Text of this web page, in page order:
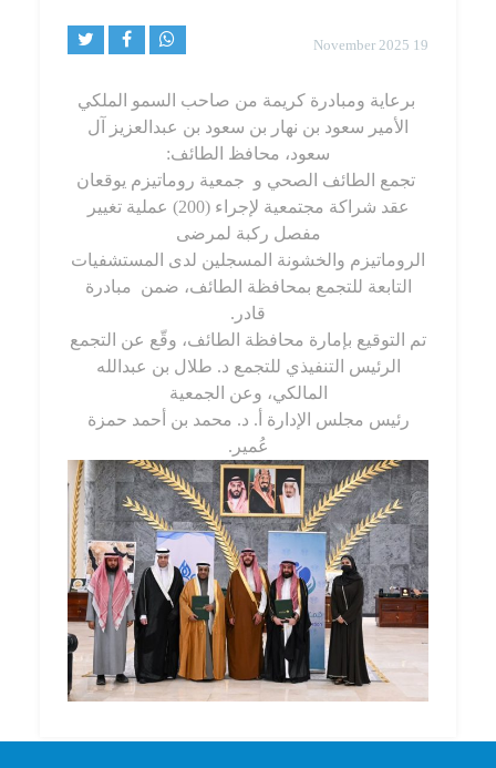
19 November 2025
برعاية ومبادرة كريمة من صاحب السمو الملكي
الأمير سعود بن نهار بن سعود بن عبدالعزيز آل
سعود، محافظ الطائف:
تجمع الطائف الصحي و جمعية روماتيزم يوقعان
عقد شراكة مجتمعية لإجراء (200) عملية تغيير
مفصل ركبة لمرضى
الروماتيزم والخشونة المسجلين لدى المستشفيات
التابعة للتجمع بمحافظة الطائف، ضمن مبادرة
قادر .
تم التوقيع بإمارة محافظة الطائف، وقّع عن التجمع
الرئيس التنفيذي للتجمع د. طلال بن عبدالله
المالكي، وعن الجمعية
رئيس مجلس الإدارة أ. د. محمد بن أحمد حمزة
عُمير.